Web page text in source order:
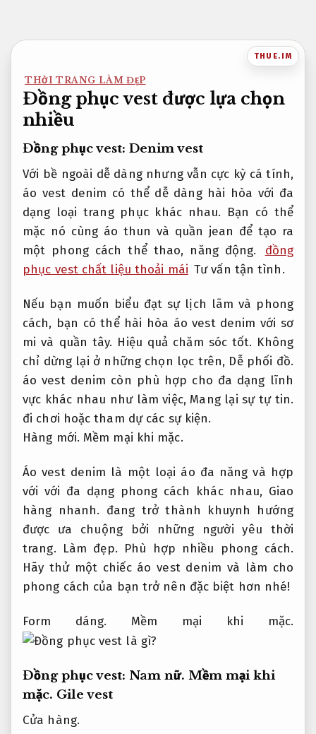
nội
THUE.IM
THỜI TRANG LÀM ĐẸP
Đồng phục vest được lựa chọn
nhiều
Đồng phục vest: Denim vest
Với bề ngoài dễ dàng nhưng vẫn cực kỳ cá tính,
áo vest denim có thể dễ dàng hài hòa với đa
dạng loại trang phục khác nhau. Bạn có thể
mặc nó cùng áo thun và quần jean để tạo ra
một phong cách thể thao, năng động.
đồng
phục vest chất liệu thoải mái Tư vấn tận tình.
Nếu bạn muốn biểu đạt sự lịch lãm và phong
cách, bạn có thể hài hòa áo vest denim với sơ
mi và quần tây. Hiệu quả chăm sóc tốt. Không
chỉ dừng lại ở những chọn lọc trên, Dễ phối đồ.
áo vest denim còn phù hợp cho đa dạng lĩnh
vực khác nhau như làm việc,Mang lại sự tự tin.
đi chơi hoặc tham dự các sự kiện.
Hàng mới. Mềm mại khi mặc.
Áo vest denim là một loại áo đa năng và hợp
với với đa dạng phong cách khác nhau, Giao
hàng nhanh. đang trở thành khuynh hướng
được ưa chuộng bởi những người yêu thời
trang. Làm đẹp. Phù hợp nhiều phong cách.
Hãy thử một chiếc áo vest denim và làm cho
phong cách của bạn trở nên đặc biệt hơn nhé!
Form dáng. Mềm mại khi mặc.
Đồng phục vest: Nam nữ. Mềm mại khi
mặc. Gile vest
Cửa hàng.